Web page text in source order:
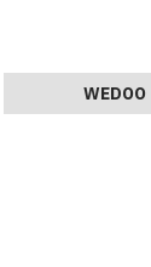
WEDOO